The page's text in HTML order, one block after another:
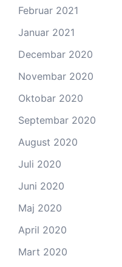
Februar 2021
Januar 2021
Decembar 2020
Novembar 2020
Oktobar 2020
Septembar 2020
August 2020
Juli 2020
Juni 2020
Maj 2020
April 2020
Mart 2020